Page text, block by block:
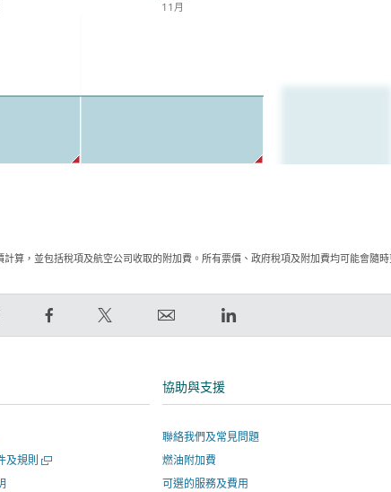
11月
算，並包括稅項及航空公司收取的附加費。所有票價、政府稅項及附加費均可能會隨時
Facebook
享
Twitter
推
郵
結
將
新
視
窗
LinkedIn
領
結
於
視
及規則 開
協助與支援
聯絡我們及常見問題
燃油附加費
可選的服務及費用